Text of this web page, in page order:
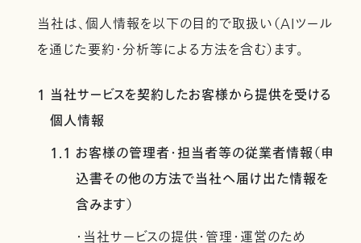
当社は、個人情報を以下の目的で取扱い（AIツール
を通じた要約・分析等による方法を含む）ます。
1 当社サービスを契約したお客様から提供を受ける
個人情報
1.1 お客様の管理者・担当者等の従業者情報（申
込書その他の方法で当社へ届け出た情報を
含みます）
・当社サービスの提供・管理・運営のため